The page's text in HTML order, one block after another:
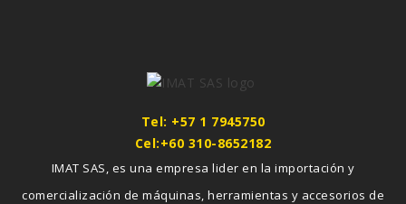
Tel: +57 1 7945750
Cel:+60 310-8652182
IMAT SAS, es una empresa lider en la importación y
comercialización de máquinas, herramientas y accesorios de